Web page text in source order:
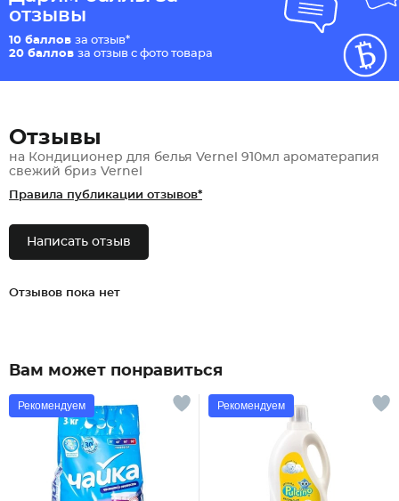
отзывы
10 баллов за отзыв*
20 баллов за отзыв с фото товара
Отзывы
на Кондиционер для белья Vernel 910мл ароматерапия
свежий бриз Vernel
Правила публикации отзывов*
Написать отзыв
Отзывов пока нет
Вам может понравиться
Рекомендуем Рекомендуем